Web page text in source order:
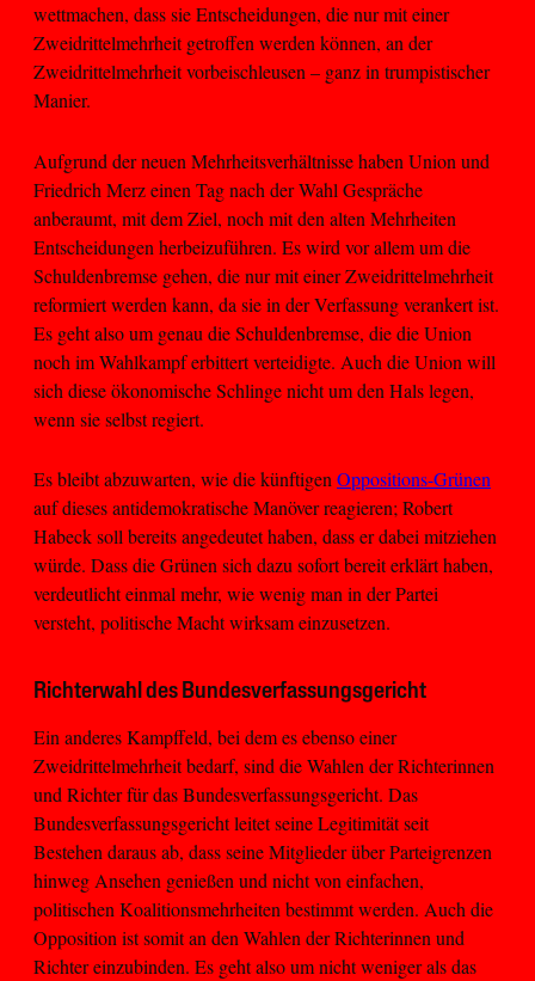
wettmachen, dass sie Entscheidungen, die nur mit einer
Zweidrittelmehrheit getroffen werden können, an der
Zweidrittelmehrheit vorbeischleusen – ganz in trumpistischer
Manier.
Aufgrund der neuen Mehrheitsverhältnisse haben Union und
Friedrich Merz einen Tag nach der Wahl Gespräche
anberaumt, mit dem Ziel, noch mit den alten Mehrheiten
Entscheidungen herbeizuführen. Es wird vor allem um die
Schuldenbremse gehen, die nur mit einer Zweidrittelmehrheit
reformiert werden kann, da sie in der Verfassung verankert ist.
Es geht also um genau die Schuldenbremse, die die Union
noch im Wahlkampf erbittert verteidigte. Auch die Union will
sich diese ökonomische Schlinge nicht um den Hals legen,
wenn sie selbst regiert.
Es bleibt abzuwarten, wie die künftigen Oppositions-Grünen
auf dieses antidemokratische Manöver reagieren; Robert
Habeck soll bereits angedeutet haben, dass er dabei mitziehen
würde. Dass die Grünen sich dazu sofort bereit erklärt haben,
verdeutlicht einmal mehr, wie wenig man in der Partei
versteht, politische Macht wirksam einzusetzen.
Richterwahl des Bundesverfassungsgericht
Ein anderes Kampffeld, bei dem es ebenso einer
Zweidrittelmehrheit bedarf, sind die Wahlen der Richterinnen
und Richter für das Bundesverfassungsgericht. Das
Bundesverfassungsgericht leitet seine Legitimität seit
Bestehen daraus ab, dass seine Mitglieder über Parteigrenzen
hinweg Ansehen genießen und nicht von einfachen,
politischen Koalitionsmehrheiten bestimmt werden. Auch die
Opposition ist somit an den Wahlen der Richterinnen und
Richter einzubinden. Es geht also um nicht weniger als das